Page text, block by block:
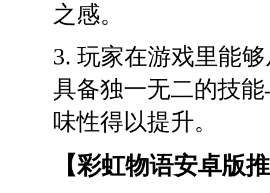
之感。
3. 玩家在游戏里能
具备独一无二的技
味性得以提升。
【彩虹物语安卓版